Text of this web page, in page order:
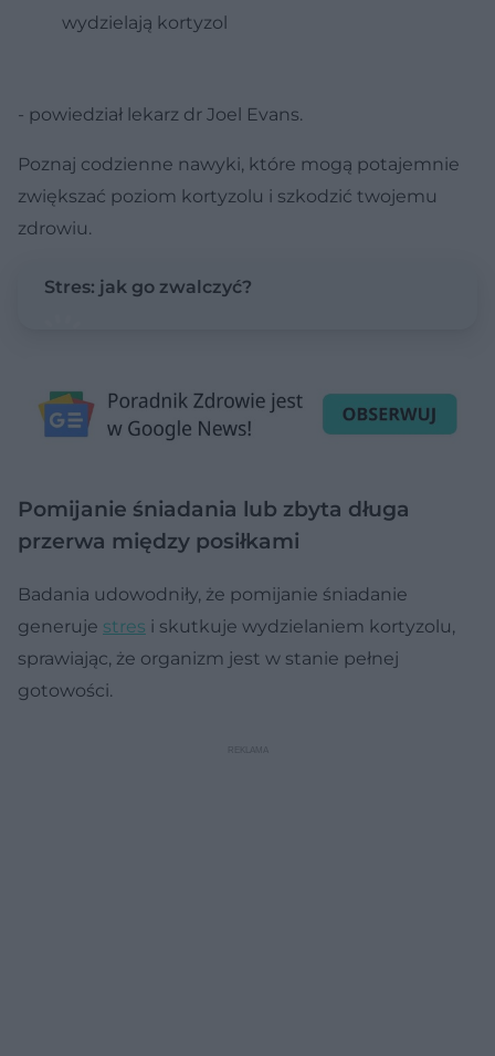
wydzielają kortyzol
- powiedział lekarz dr Joel Evans.
Poznaj codzienne nawyki, które mogą potajemnie
zwiększać poziom kortyzolu i szkodzić twojemu
zdrowiu.
Stres: jak go zwalczyć?
Pomijanie śniadania lub zbyta długa
przerwa między posiłkami
Badania udowodniły, że pomijanie śniadanie
generuje stres i skutkuje wydzielaniem kortyzolu,
sprawiając, że organizm jest w stanie pełnej
gotowości.